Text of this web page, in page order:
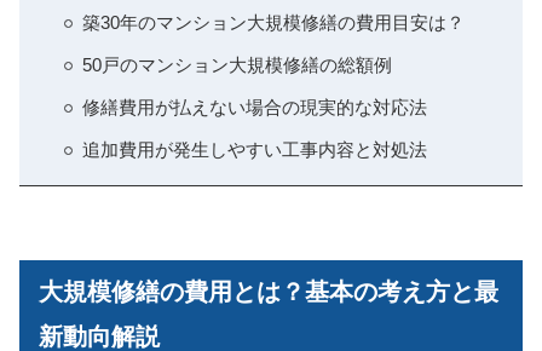
築30年のマンション大規模修繕の費用目安は？
50戸のマンション大規模修繕の総額例
修繕費用が払えない場合の現実的な対応法
追加費用が発生しやすい工事内容と対処法
大規模修繕の費用とは？基本の考え方と最
新動向解説